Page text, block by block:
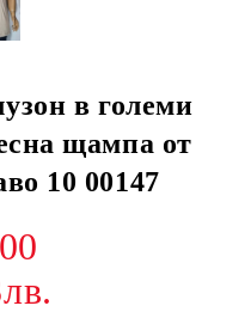
в големи
щампа от
10 00147